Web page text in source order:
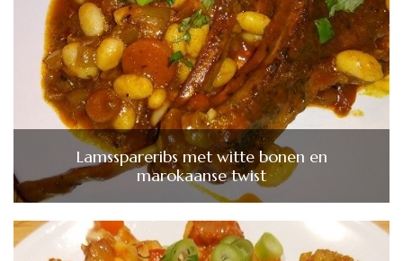
Lamsspareribs met witte bonen en
marokaanse twist